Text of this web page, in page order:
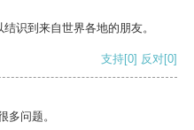
识到来自世界各地的朋友。
支持[0] 反对[0]
多问题。